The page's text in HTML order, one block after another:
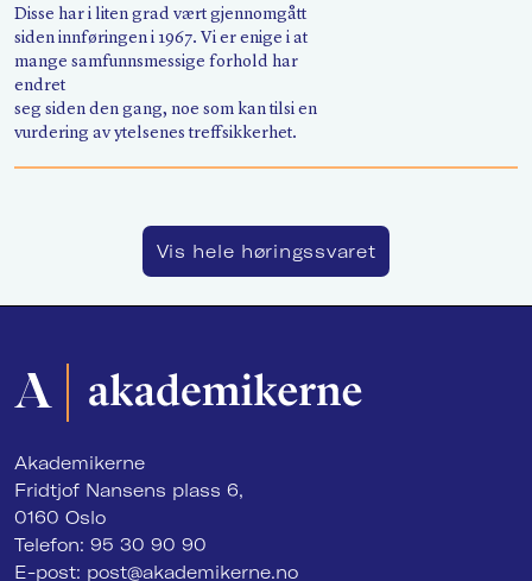
Disse har i liten grad vært gjennomgått
siden innføringen i 1967. Vi er enige i at
mange samfunnsmessige forhold har
endret
seg siden den gang, noe som kan tilsi en
vurdering av ytelsenes treffsikkerhet.
Vis hele høringssvaret
Akademikerne
Fridtjof Nansens plass 6,
0160 Oslo
Telefon: 95 30 90 90
E-post: post@akademikerne.no